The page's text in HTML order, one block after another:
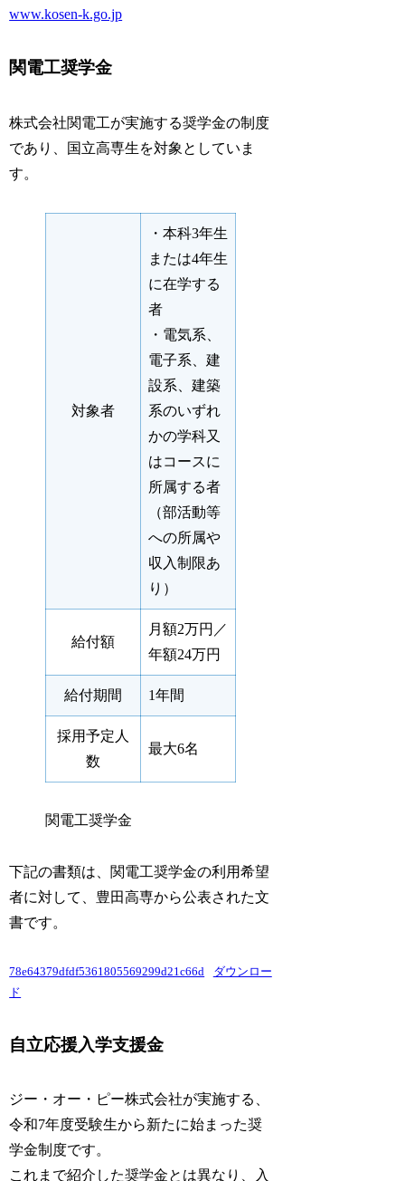
www.kosen-k.go.jp
関電工奨学金
株式会社関電工が実施する奨学金の制度
であり、国立高専生を対象としていま
す。
対象者
・本科3年生
または4年生
に在学する
者
・電気系、
電子系、建
設系、建築
系のいずれ
かの学科又
はコースに
所属する者
（部活動等
への所属や
収入制限あ
り）
給付額
月額2万円／
年額24万円
給付期間 1年間
採用予定人
数
最大6名
関電工奨学金
下記の書類は、関電工奨学金の利用希望
者に対して、豊田高専から公表された文
書です。
78e64379dfdf5361805569299d21c66d
ダウンロー
ド
自立応援入学支援金
ジー・オー・ピー株式会社が実施する、
令和7年度受験生から新たに始まった奨
学金制度です。
これまで紹介した奨学金とは異なり、入